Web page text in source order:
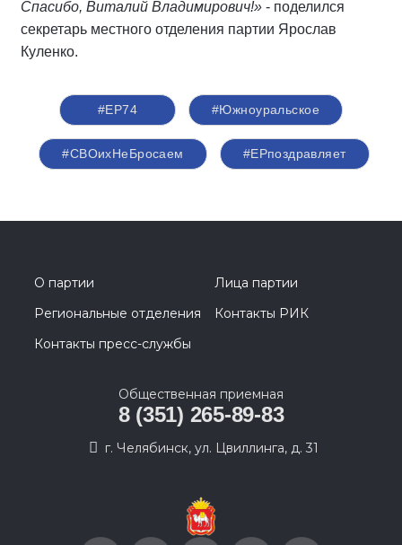
Спасибо, Виталий Владимирович!» - поделился
секретарь местного отделения партии Ярослав
Куленко.
#ЕР74 #Южноуральское
#СВОихНеБросаем #ЕРпоздравляет
О партии
Лица партии
Региональные отделения
Контакты РИК
Контакты пресс-службы
Общественная приемная
8 (351) 265-89-83
г. Челябинск, ул. Цвиллинга, д. 31